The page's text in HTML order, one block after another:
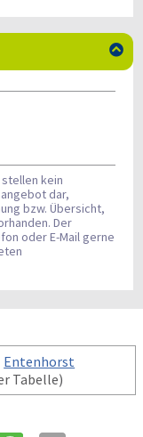

kein
dar,
bzw. Übersicht,
Der
oder E-Mail gerne
Entenhorst
Tabelle)